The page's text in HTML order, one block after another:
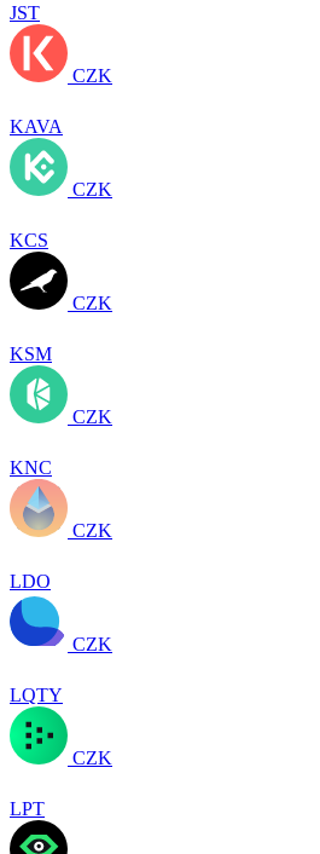
JST
CZK
KAVA
CZK
KCS
CZK
KSM
CZK
KNC
CZK
LDO
CZK
LQTY
CZK
LPT